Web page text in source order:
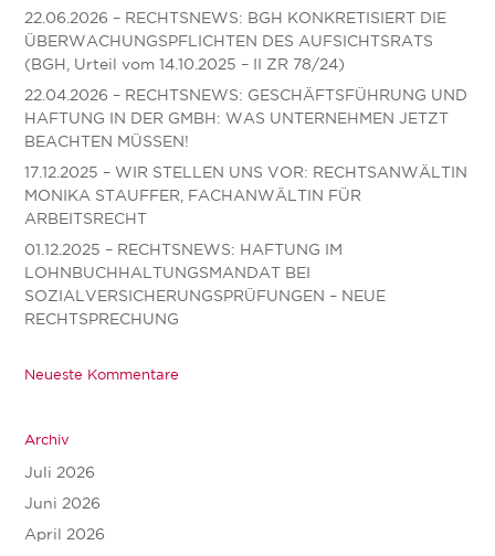
22.06.2026 – RECHTSNEWS: BGH KONKRETISIERT DIE
ÜBERWACHUNGSPFLICHTEN DES AUFSICHTSRATS
(BGH, Urteil vom 14.10.2025 – II ZR 78/24)
22.04.2026 – RECHTSNEWS: GESCHÄFTSFÜHRUNG UND
HAFTUNG IN DER GMBH: WAS UNTERNEHMEN JETZT
BEACHTEN MÜSSEN!
17.12.2025 – WIR STELLEN UNS VOR: RECHTSANWÄLTIN
MONIKA STAUFFER, FACHANWÄLTIN FÜR
ARBEITSRECHT
01.12.2025 – RECHTSNEWS: HAFTUNG IM
LOHNBUCHHALTUNGSMANDAT BEI
SOZIALVERSICHERUNGSPRÜFUNGEN – NEUE
RECHTSPRECHUNG
Neueste Kommentare
Archiv
Juli 2026
Juni 2026
April 2026